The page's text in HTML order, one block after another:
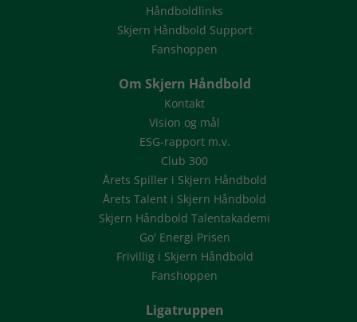
Håndboldlinks
Skjern Håndbold Support
Fanshoppen
Om Skjern Håndbold
Kontakt
Vision og mål
ESG-rapport m.v.
Club 300
Årets Spiller i Skjern Håndbold
Årets Talent i Skjern Håndbold
Skjern Håndbold Talentakademi
Go' Energi Prisen
Frivillig i Skjern Håndbold
Fanshoppen
Ligatruppen